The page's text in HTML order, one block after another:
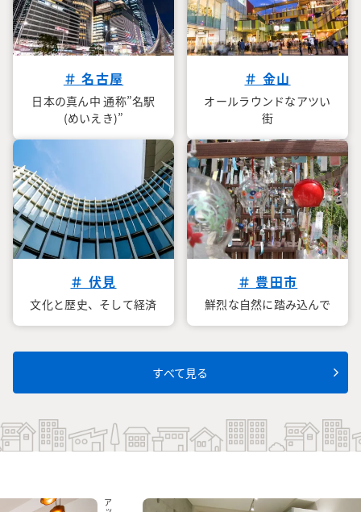
＃ 名古屋
日本の真ん中 通称”名駅
(めいえき)”
＃ 金山
オールラウンドなアツい
街
＃ 伏見
文化と歴史、そして経済
＃ 豊田市
鮮烈な自然に踏み込んで
すべて見る